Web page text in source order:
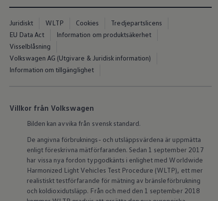
Golf GTE
Tiguan eHybrid
Tayron eHybrid
Laddning och räckvidd
Hur betalar jag för laddning?
Vad kostar det att äga elbil?
Laddning för din elbil
Laddboxen ID. Charger
Vad innebär "räckvidd enligt WLTP?"
Tekniken i elbilen
Klimatanläggning
Värmepump
Bromssystemet i ID.
Batterigaranti och underhåll
ID. Högspänningsbatteri
GTX: Elektrisk prestanda
Elbilsbatteriets råvaror
Mjukvaruuppdateringar för ID.
Juridiskt WLTP Cookies
Tredjepartslicens
EU Data Act
Information om produktsäkerhet
Visselblåsning
Volkswagen AG (Utgivare & Juridisk information)
Information om tillgänglighet
Villkor från Volkswagen
Bilden kan avvika från svensk standard.
De angivna förbruknings- och utsläppsvärdena är uppmätta
enligt föreskrivna mätförfaranden. Sedan 1 september 2017
har vissa nya fordon typgodkänts i enlighet med Worldwide
Harmonized Light Vehicles Test Procedure (WLTP), ett mer
realistiskt testförfarande för mätning av bränsleförbrukning
och koldioxidutsläpp. Från och med den 1 september 2018